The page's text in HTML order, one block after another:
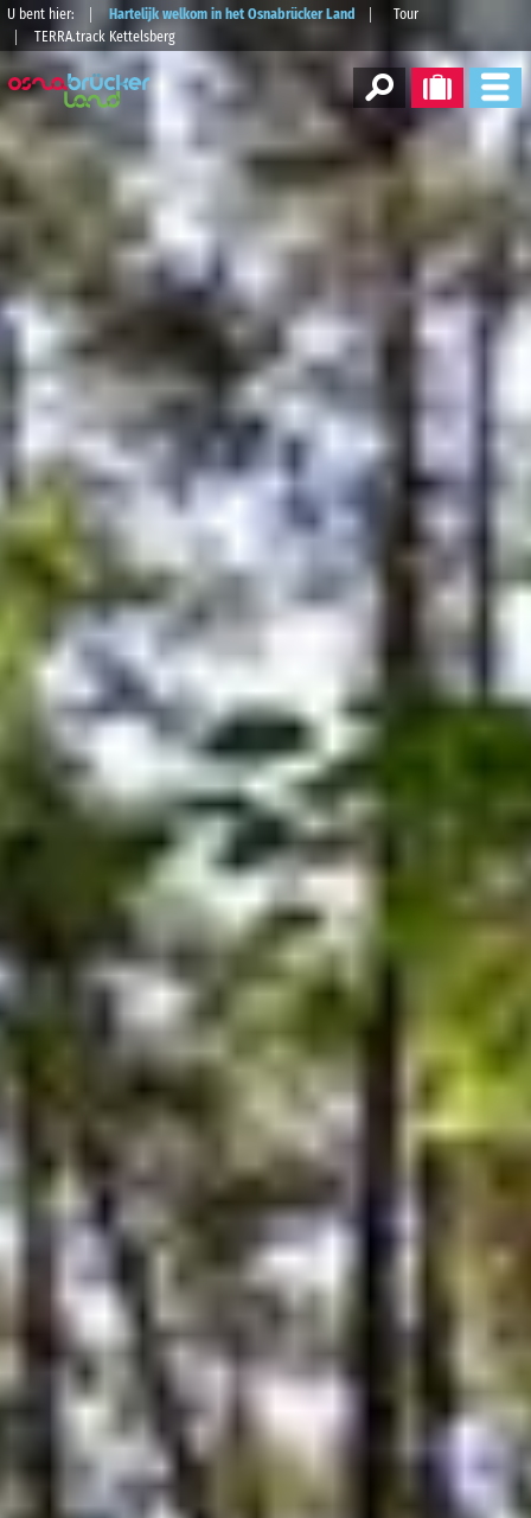
U bent hier: Hartelijk welkom in het Osnabrücker Land
Tour
TERRA.track Kettelsberg